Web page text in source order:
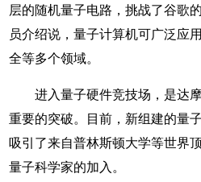
层的随机量子电路，挑战了谷歌
员介绍说，量子计算机可广泛应
全等多个领域。
进入量子硬件竞技场，是达
重要的突破。目前，新组建的量
吸引了来自普林斯顿大学等世界
量子科学家的加入。